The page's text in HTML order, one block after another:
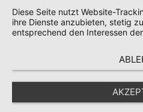
Diese Seite nutzt Website-
ihre Dienste anzubieten, stetig
entsprechend den Interessen